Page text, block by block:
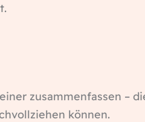
zusammenfassen –
können.